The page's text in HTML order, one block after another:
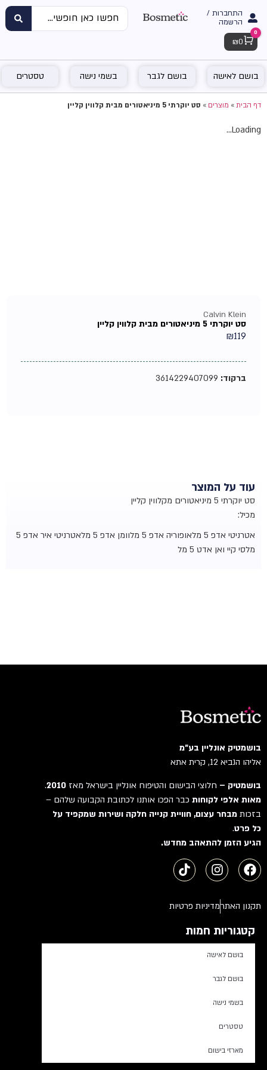
התחברות /
הרשמה
Cart
0
₪ 0
בושם לאישה בושם לגבר בשמי נישה טסטרים
דף הבית»מוצרים»סט יוקרתי 5 מיניאטורים מבית קלווין קליין
Loading...
Calvin Klein
סט יוקרתי 5 מיניאטורים מבית קלווין קליין
₪119
ברקוד:3614229407099
עוד על המוצר
סט יוקרתי 5 מיניאטורים מקלווין קליין
מכיל:
אטרניטי אדפ 5 מל
אופוריה אדפ 5 מל וומן אדפ 5 מל
אטרניטי איר אדפ 5
מלסי קיי ואן אדט 5 מל
בושמטיק אונליין בע"מ
אליהו הנביא 12, קרית אתא
בושמטיק –חלוצי הבישום והטיפוח אונליין בישראל מאז2010
.
מאות אלפי לקוחותכבר הפכו אותנו לכתובת הקבועה שלהם –
בזכותמבחר עצום, חוויית קנייה חלקה ושירות שמקפיד על
כל פרט.
הגיע הזמן להתאהב מחדש.
תקנון האתרמדיניות פרטיות
קטגוריות חמות
בושם לאישה
בושם לגבר
בשמי נישה
טסטרים
מארזי בישום